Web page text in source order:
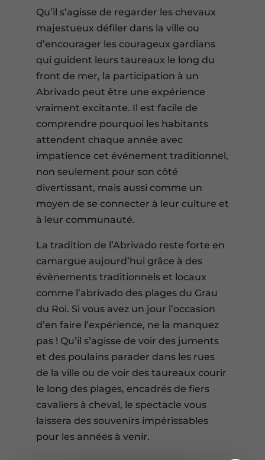
Qu’il s’agisse de regarder les chevaux
majestueux défiler dans la ville ou
d’encourager les courageux gardians
qui guident leurs taureaux le long du
front de mer, la participation à un
Abrivado peut être une expérience
vraiment excitante. Il est facile de
comprendre pourquoi les habitants
attendent chaque année avec
impatience cet événement traditionnel,
non seulement pour son côté
divertissant, mais aussi comme un
moyen de se connecter à leur culture et
à leur communauté.
La tradition de l’Abrivado reste forte en
camargue aujourd’hui grâce à des
évènements traditionnels et locaux
comme l’abrivado des plages du Grau
du Roi. Si vous avez un jour l’occasion
d’en faire l’expérience, ne la manquez
pas ! Qu’il s’agisse de voir des juments
et des poulains parader dans les rues
de la ville ou de voir des taureaux courir
le long des plages, encadrés de fiers
cavaliers à cheval, le spectacle vous
laissera des souvenirs impérissables
pour les années à venir.